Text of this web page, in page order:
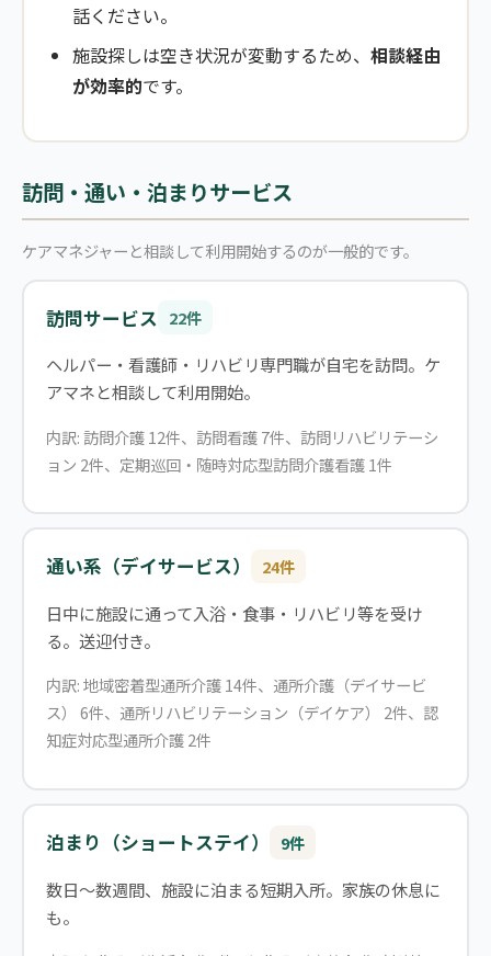
話ください。
施設探しは空き状況が変動するため、 相談経由
が効率的です。
訪問・通い・泊まりサービス
ケアマネジャーと相談して利用開始するのが一般的です。
訪問サービス 22件
ヘルパー・看護師・リハビリ専門職が自宅を訪問。ケ
アマネと相談して利用開始。
内訳: 訪問介護 12件、訪問看護 7件、訪問リハビリテーシ
ョン 2件、定期巡回・随時対応型訪問介護看護 1件
通い系（デイサービス） 24件
日中に施設に通って入浴・食事・リハビリ等を受け
る。送迎付き。
内訳: 地域密着型通所介護 14件、通所介護（デイサービ
ス） 6件、通所リハビリテーション（デイケア） 2件、認
知症対応型通所介護 2件
泊まり（ショートステイ） 9件
数日〜数週間、施設に泊まる短期入所。家族の休息に
も。